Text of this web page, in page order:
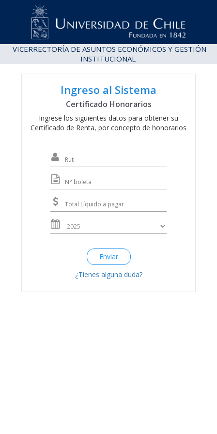
VICERRECTORÍA DE ASUNTOS ECONÓMICOS Y GESTIÓN
INSTITUCIONAL
Ingreso al Sistema
Certificado Honorarios
Ingrese los siguientes datos para obtener su
Certificado de Renta, por concepto de honorarios
Enviar
¿Tienes alguna duda?